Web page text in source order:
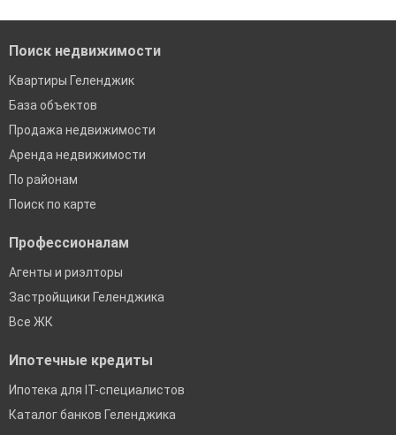
Поиск недвижимости
Квартиры Геленджик
База объектов
Продажа недвижимости
Аренда недвижимости
По районам
Поиск по карте
Профессионалам
Агенты и риэлторы
Застройщики Геленджика
Все ЖК
Ипотечные кредиты
Ипотека для IT-специалистов
Каталог банков Геленджика